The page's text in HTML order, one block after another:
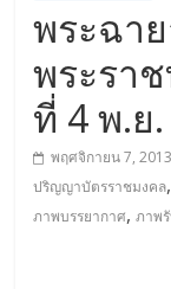
พระฉา
พระรา
ที่ 4 พ.ย
พฤศจิกายน 7, 2013
ปริญญาบัตรราชมงคล
ภาพบรรยากาศ,ภาพ